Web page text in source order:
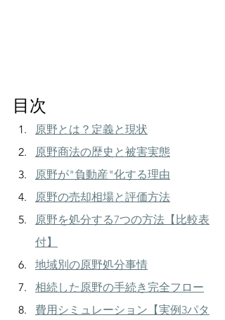
目次
原野とは？定義と現状
原野商法の歴史と被害実態
原野が"負動産"化する理由
原野の売却相場と評価方法
原野を処分する7つの方法【比較表
付】
地域別の原野処分事情
相続した原野の手続き完全フロー
費用シミュレーション【実例3パタ